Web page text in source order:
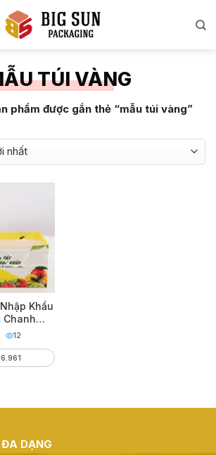
TÚI VÀNG
phẩm được gắn thẻ “mẫu túi vàng”
Khẩu
Chanh
12
DẠNG